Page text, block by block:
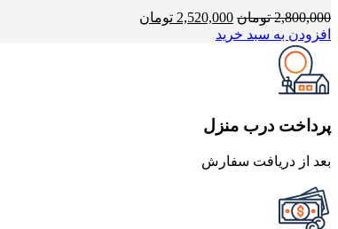
2,800,000 تومان قیمت
اصلی
2,520,000 تومان
افزودن به سبد خرید
پرداخت درب منزل
بعد از دریافت سفارش